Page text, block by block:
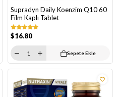
Supradyn Daily Koenzim Q10 60
Film Kaplı Tablet
$16.80
Sepete Ekle